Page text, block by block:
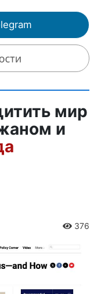
мир
и
376